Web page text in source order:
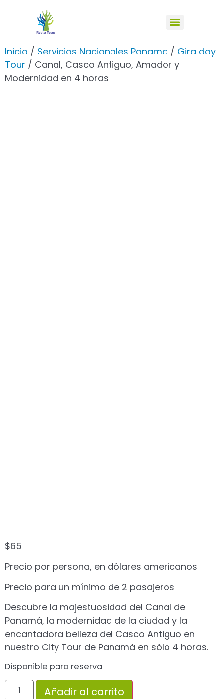
Inicio / Servicios Nacionales Panama / Gira day
Tour / Canal, Casco Antiguo, Amador y
Modernidad en 4 horas
$65
Precio por persona, en dólares americanos
Precio para un mínimo de 2 pasajeros
Descubre la majestuosidad del Canal de
Panamá, la modernidad de la ciudad y la
encantadora belleza del Casco Antiguo en
nuestro City Tour de Panamá en sólo 4 horas.
Disponible para reserva
Añadir al carrito